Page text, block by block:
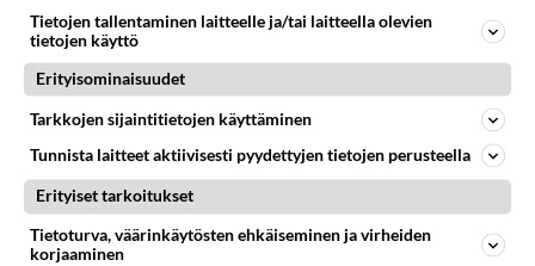
Pandasta puheenjohtaja
Pandalla on laajaa kokemusta kansalaisjärjestön
pyörittämisestä. Oli mukana luomassa vaparien
puhutuinta kampanjaa 16 vu...
03.08.2026 15:16 10 <50
Tietojen tallentaminen laitteelle ja/tai laitteella olevien
tietojen käyttö
Erityisominaisuudet
Tarkkojen sijaintitietojen käyttäminen
Tunnista laitteet aktiivisesti pyydettyjen tietojen perusteella
Erityiset tarkoitukset
Tietoturva, väärinkäytösten ehkäiseminen ja virheiden
korjaaminen